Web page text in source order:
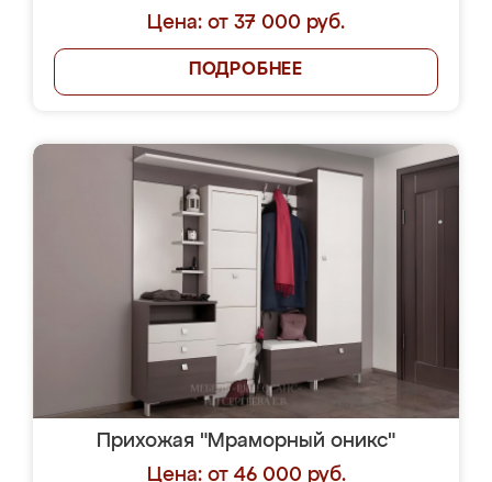
Цена: от 37 000 руб.
ПОДРОБНЕЕ
Прихожая "Мраморный оникс"
Цена: от 46 000 руб.